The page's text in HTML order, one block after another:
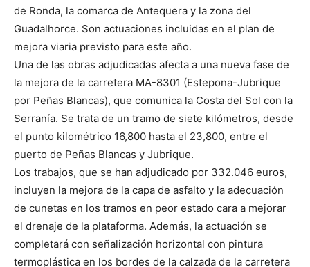
de Ronda, la comarca de Antequera y la zona del
Guadalhorce. Son actuaciones incluidas en el plan de
mejora viaria previsto para este año.
Una de las obras adjudicadas afecta a una nueva fase de
la mejora de la carretera MA-8301 (Estepona-Jubrique
por Peñas Blancas), que comunica la Costa del Sol con la
Serranía. Se trata de un tramo de siete kilómetros, desde
el punto kilométrico 16,800 hasta el 23,800, entre el
puerto de Peñas Blancas y Jubrique.
Los trabajos, que se han adjudicado por 332.046 euros,
incluyen la mejora de la capa de asfalto y la adecuación
de cunetas en los tramos en peor estado cara a mejorar
el drenaje de la plataforma. Además, la actuación se
completará con señalización horizontal con pintura
termoplástica en los bordes de la calzada de la carretera